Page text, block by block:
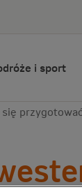
i sport